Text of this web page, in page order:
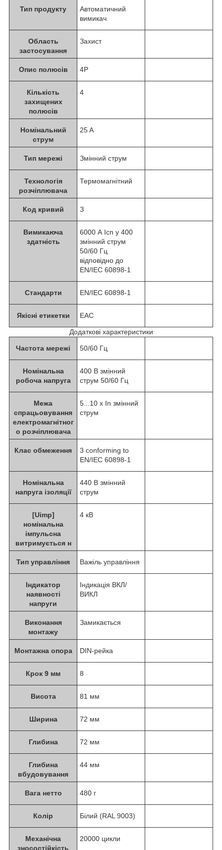
Тип продукту
Автоматичний
вимикач
Область
застосування
Захист
Опис полюсів 4P
Кількість
захищених
полюсів
4
Номінальний
струм
25 A
Тип мережі Змінний струм
Технологія
розчіплювача
Термомагнітний
Код кривий З
Вимикаюча
здатність
6000 А Icn у 400
змінний струм
50/60 Гц
відповідно до
EN/IEC 60898-1
Стандарти EN/IEC 60898-1
Якісні етикетки EAC
Додаткові характеристики
Частота мережі 50/60 Гц
Номінальна
робоча напруга
400 В змінний
струм 50/60 Гц
Межа
спрацьовування
електромагнітног
о розчіплювача
5...10 x In змінний
струм
Клас обмеження
3 conforming to
EN/IEC 60898-1
Номінальна
напруга ізоляції
440 В змінний
струм
[Uimp]
номінальна
імпульсна
витримується н
4 кВ
Тип управління Важіль управління
Індикатор
наявності
напруги
Індикація ВКЛ/
ВИКЛ
Виконання
монтажу
Замикається
Монтажна опора DIN-рейка
Крок 9 мм 8
Висота 81 мм
Ширина 72 мм
Глибина 72 мм
Глибина
вбудовування
44 мм
Вага нетто 480 г
Колір Білий (RAL 9003)
Механічна
зносостійкість
20000 цикли